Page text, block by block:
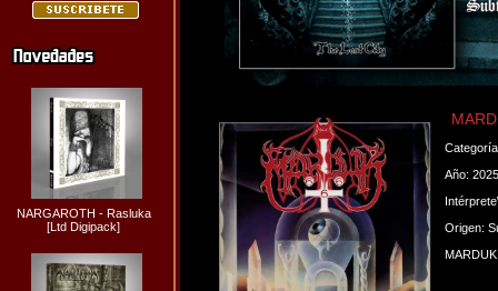
NARGAROTH - Rasluka
[Ltd Digipack]
Año: 2025
Origen: